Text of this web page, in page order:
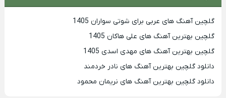
گلچین آهنگ های عربی برای شوتی سواران 1405
گلچین بهترين آهنگ های علی هاکان 1405
گلچین بهترین آهنگ های مهدی اسدی 1405
دانلود گلچین بهترین آهنگ های نادر خردمند
دانلود گلچین بهترین آهنگ های نریمان محمود